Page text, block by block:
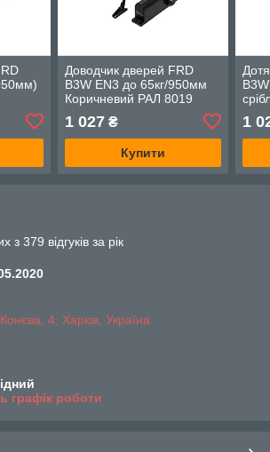
Доводчик дверей FRD
B3W EN3 до 65кг/950мм
Коричневий РАЛ 8019
1 027₴
Купити
1
з 379 відгуків за рік
4, Харків, Україна
графік роботи